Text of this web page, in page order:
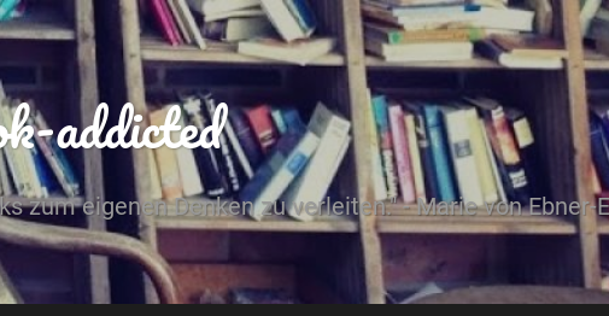
addicted
zum eigenen Denken zu verleiten." - Marie von Ebner-